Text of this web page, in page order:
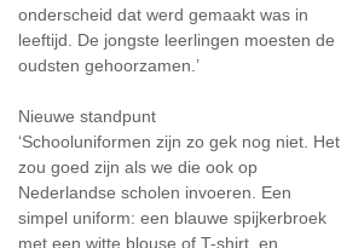
onderscheid dat werd gemaakt was in
leeftijd. De jongste leerlingen moesten de
oudsten gehoorzamen.’
Nieuwe standpunt
‘Schooluniformen zijn zo gek nog niet. Het
zou goed zijn als we die ook op
Nederlandse scholen invoeren. Een
simpel uniform: een blauwe spijkerbroek
met een witte blouse of T-shirt, en